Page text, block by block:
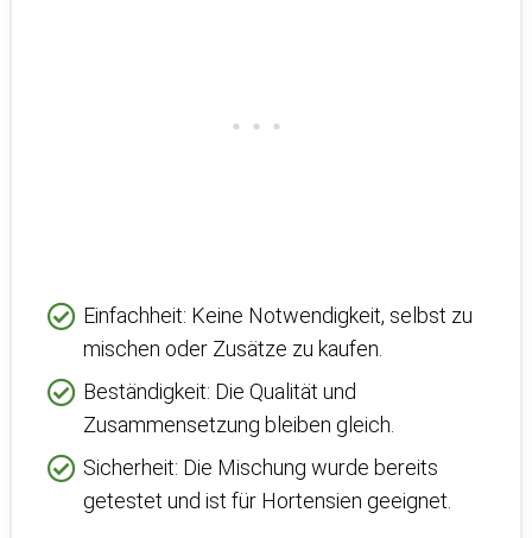
Einfachheit: Keine Notwendigkeit, selbst zu
mischen oder Zusätze zu kaufen.
Beständigkeit: Die Qualität und
Zusammensetzung bleiben gleich.
Sicherheit: Die Mischung wurde bereits
getestet und ist für Hortensien geeignet.